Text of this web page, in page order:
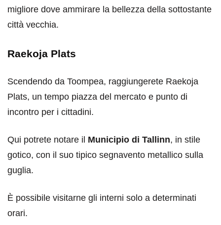
migliore dove ammirare la bellezza della sottostante
città vecchia.
Raekoja Plats
Scendendo da Toompea, raggiungerete Raekoja
Plats, un tempo piazza del mercato e punto di
incontro per i cittadini.
Qui potrete notare il Municipio di Tallinn, in stile
gotico, con il suo tipico segnavento metallico sulla
guglia.
È possibile visitarne gli interni solo a determinati
orari.